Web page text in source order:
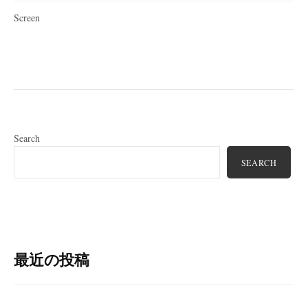
Screen
Search
SEARCH
最近の投稿